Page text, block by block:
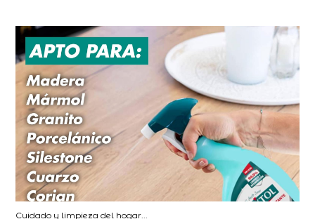
Cuidado y limpieza del hogar...